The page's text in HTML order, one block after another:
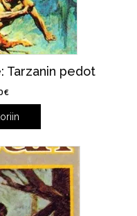
Tarzanin pedot
€